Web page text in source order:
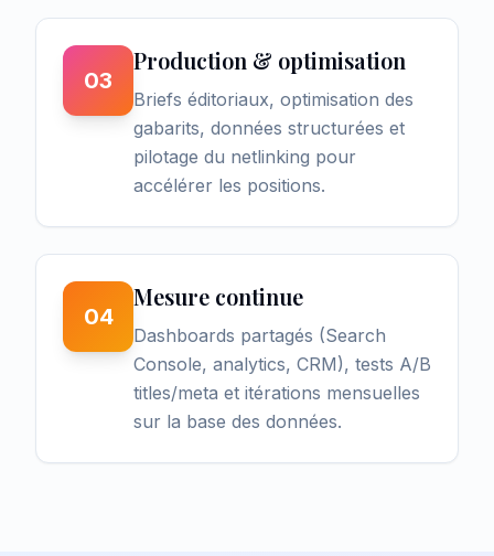
03
Production & optimisation
Briefs éditoriaux, optimisation des
gabarits, données structurées et
pilotage du netlinking pour
accélérer les positions.
04
Mesure continue
Dashboards partagés (Search
Console, analytics, CRM), tests A/B
titles/meta et itérations mensuelles
sur la base des données.